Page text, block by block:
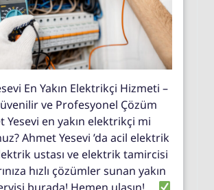
En Yakın Elektrikçi Hizmeti –
ve Profesyonel Çözüm
Yesevi en yakın elektrikçi mi
Ahmet Yesevi ’da acil elektrik
ustası ve elektrik tamircisi
hızlı çözümler sunan yakın